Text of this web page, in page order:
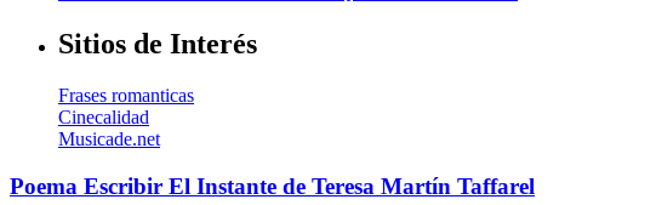
Sitios de Interés
Frases romanticas
Cinecalidad
Musicade.net
Poema Escribir El Instante de Teresa Martín Taffarel